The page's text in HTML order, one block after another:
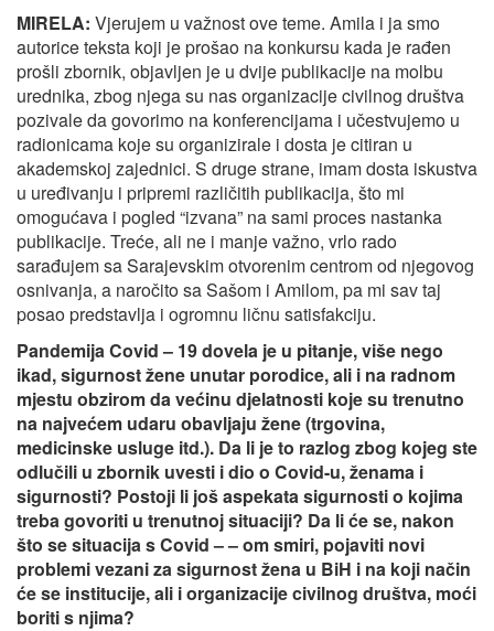
MIRELA: Vjerujem u važnost ove teme. Amila i ja smo
autorice teksta koji je prošao na konkursu kada je rađen
prošli zbornik, objavljen je u dvije publikacije na molbu
urednika, zbog njega su nas organizacije civilnog društva
pozivale da govorimo na konferencijama i učestvujemo u
radionicama koje su organizirale i dosta je citiran u
akademskoj zajednici. S druge strane, imam dosta iskustva
u uređivanju i pripremi različitih publikacija, što mi
omogućava i pogled “izvana” na sami proces nastanka
publikacije. Treće, ali ne i manje važno, vrlo rado
sarađujem sa Sarajevskim otvorenim centrom od njegovog
osnivanja, a naročito sa Sašom i Amilom, pa mi sav taj
posao predstavlja i ogromnu ličnu satisfakciju.
Pandemija Covid – 19 dovela je u pitanje, više nego
ikad, sigurnost žene unutar porodice, ali i na radnom
mjestu obzirom da većinu djelatnosti koje su trenutno
na najvećem udaru obavljaju žene (trgovina,
medicinske usluge itd.). Da li je to razlog zbog kojeg ste
odlučili u zbornik uvesti i dio o Covid-u, ženama i
sigurnosti? Postoji li još aspekata sigurnosti o kojima
treba govoriti u trenutnoj situaciji? Da li će se, nakon
što se situacija s Covid – – om smiri, pojaviti novi
problemi vezani za sigurnost žena u BiH i na koji način
će se institucije, ali i organizacije civilnog društva, moći
boriti s njima?